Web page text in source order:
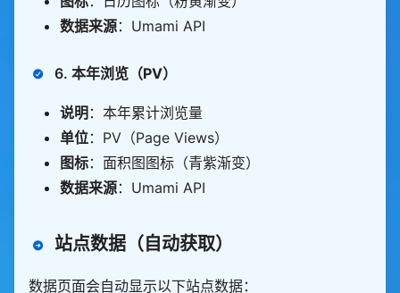
数据来源：Umami API
6. 本年浏览（PV）
说明 ：本年累计浏览量
单位：PV（Page Views）
图标：面积图图标（青紫渐变）
数据来源：Umami API
站点数据（自动获取）
数据页面会自动显示以下站点数据：